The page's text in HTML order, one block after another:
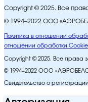
Copyright © 2025. Все
© 1994–2022 ООО
Политика в отношении
отношении обработки Cookie
Copyright © 2025. Все права
© 1994–2022 ООО
Свидетельство о